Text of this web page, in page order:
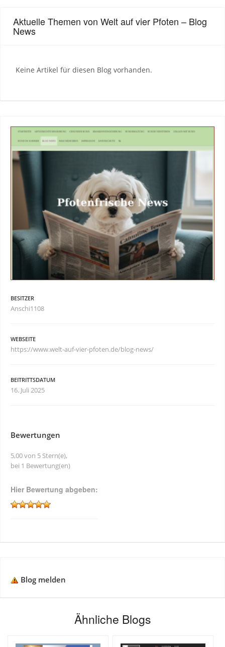
Aktuelle Themen von Welt auf vier Pfoten – Blog
News
Keine Artikel für diesen Blog vorhanden.
BESITZER
Anschi1108
WEBSEITE
https://www.welt-auf-vier-pfoten.de/blog-news/
BEITRITTSDATUM
16. Juli 2025
Bewertungen
5,00 von 5 Stern(e),
bei 1 Bewertung(en)
Hier Bewertung abgeben:
Blog melden
Ähnliche Blogs